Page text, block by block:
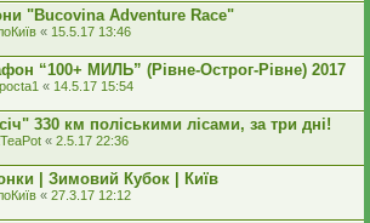
"Bucovina Adventure Race"
« 15.5.17 13:46
“100+ МИЛЬ” (Рівне-Острог-Рівне) 2017
« 14.5.17 15:54
330 км поліськими лісами, за три дні!
« 2.5.17 22:36
| Зимовий Кубок | Київ
« 27.3.17 12:12